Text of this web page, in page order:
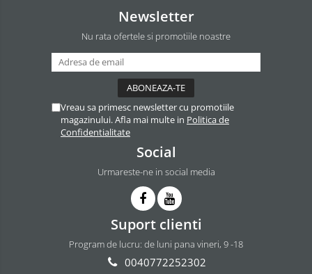
Newsletter
Nu rata ofertele si promotiile noastre
Vreau sa primesc newsletter cu promotiile
magazinului. Afla mai multe in Politica de
Confidentialitate
Social
Urmareste-ne in social media
Suport clienti
Program de lucru: de luni pana vineri, 9 -18
0040772252302